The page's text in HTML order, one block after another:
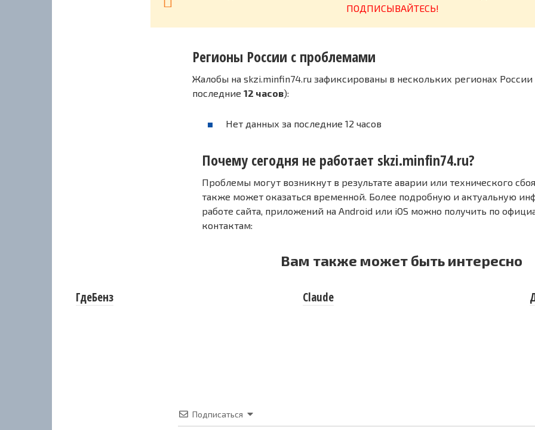
ПОДПИСЫВАЙТЕСЬ!
Регионы России с проблемами
Жалобы на skzi.minfin74.ru зафиксированы в нескольких регионах России
последние 12 часов):
Нет данных за последние 12 часов
Почему сегодня не работает skzi.minfin74.ru?
Проблемы могут возникнут в результате аварии или технического
также может оказаться временной. Более подробную и актуальную
работе сайта, приложений на Android или iOS можно получить по
контактам:
Вам также может быть интересно
ГдеБенз Claude
Подписаться